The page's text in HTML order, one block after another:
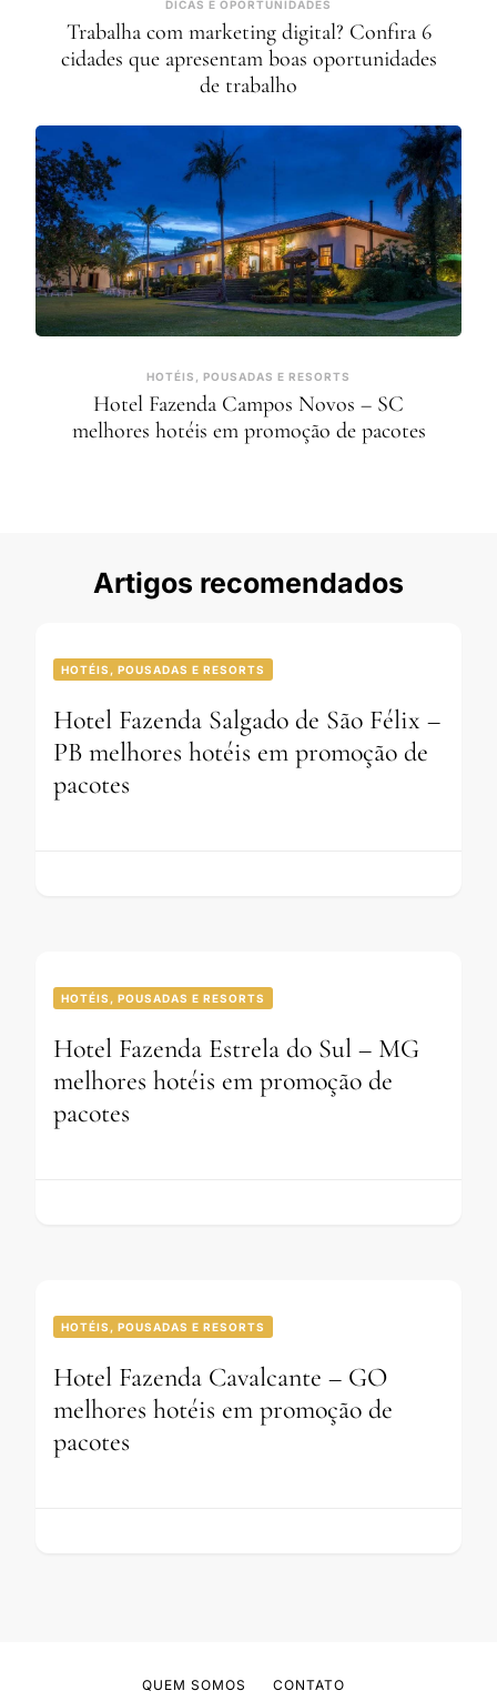
DICAS E OPORTUNIDADES
Trabalha com marketing digital? Confira 6
cidades que apresentam boas oportunidades
de trabalho
HOTÉIS, POUSADAS E RESORTS
Hotel Fazenda Campos Novos – SC
melhores hotéis em promoção de pacotes
Artigos recomendados
HOTÉIS, POUSADAS E RESORTS
Hotel Fazenda Salgado de São Félix –
PB melhores hotéis em promoção de
pacotes
HOTÉIS, POUSADAS E RESORTS
Hotel Fazenda Estrela do Sul – MG
melhores hotéis em promoção de
pacotes
HOTÉIS, POUSADAS E RESORTS
Hotel Fazenda Cavalcante – GO
melhores hotéis em promoção de
pacotes
QUEM SOMOS CONTATO